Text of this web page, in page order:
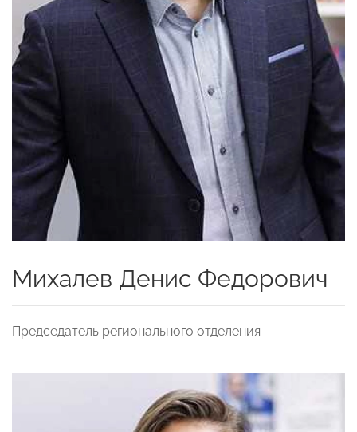
Михалев Денис Федорович
Председатель регионального отделения